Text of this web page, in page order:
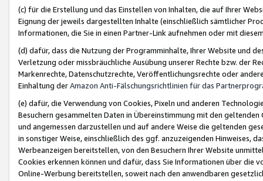
(c) für die Erstellung und das Einstellen von Inhalten, die auf Ihrer
Eignung der jeweils dargestellten Inhalte (einschließlich sämtlicher
Informationen, die Sie in einen Partner-Link aufnehmen oder mit
(d) dafür, dass die Nutzung der Programminhalte, Ihrer Website und
Verletzung oder missbräuchliche Ausübung unserer Rechte bzw. der
Markenrechte, Datenschutzrechte, Veröffentlichungsrechte oder
Einhaltung derAmazon Anti-Fälschungsrichtlinien für das
(e) dafür, die Verwendung von Cookies, Pixeln und anderen
Besuchern gesammelten Daten in Übereinstimmung mit den
und angemessen darzustellen und auf andere Weise die geltenden
in sonstiger Weise, einschließlich des ggf. anzuzeigenden Hinweises,
Werbeanzeigen bereitstellen, von den Besuchern Ihrer Website
Cookies erkennen können und dafür, dass Sie Informationen über die
Online-Werbung bereitstellen, soweit nach den anwendbaren